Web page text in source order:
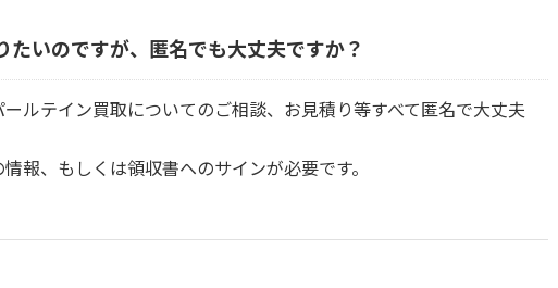
たいのですが、匿名でも大丈夫ですか？
ルテイン買取についてのご相談、お見積り等すべて匿名で大丈夫
報、もしくは領収書へのサインが必要です。